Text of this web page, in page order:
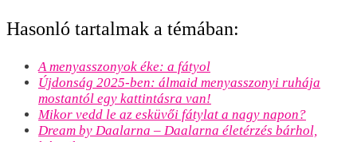
Hasonló tartalmak a témában:
A menyasszonyok éke: a fátyol
Újdonság 2025-ben: álmaid menyasszonyi ruhája
mostantól egy kattintásra van!
Mikor vedd le az esküvői fátylat a nagy napon?
Dream by Daalarna – Daalarna életérzés bárhol,